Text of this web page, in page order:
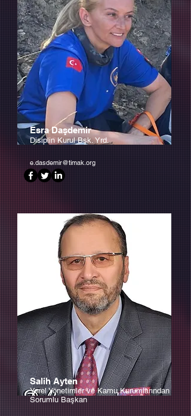
Esra Daşdemir
Disiplin Kurul Bşk. Yrd.
e.dasdemir@timak.org
Salih Ayten
Yerel Yönetimler ve Kamu Kurumlarından
Sorumlu Başkan